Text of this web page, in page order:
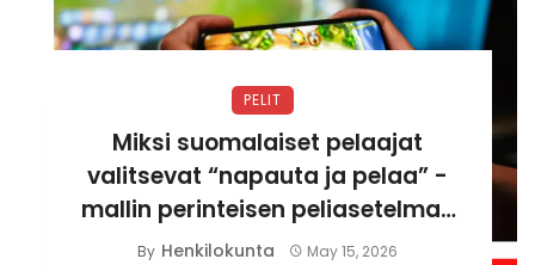
PELIT
Miksi suomalaiset pelaajat
valitsevat “napauta ja pelaa” -
mallin perinteisen peliasetelman
sijaan
By Henkilokunta May 15, 2026